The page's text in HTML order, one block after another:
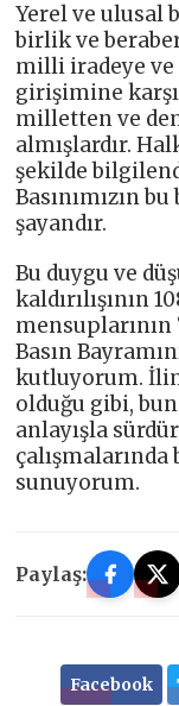
Yerel ve ulusal
birlik ve
milli iradeye ve
girişimine
milletten ve
almışlardır.
şekilde
Basınımızın
şayandır.
Bu duygu ve
kaldırılışının
mensuplarının
Basın
kutluyorum.
olduğu gibi,
anlayışla
çalışmalarında
sunuyorum.
Paylaş:
Facebook